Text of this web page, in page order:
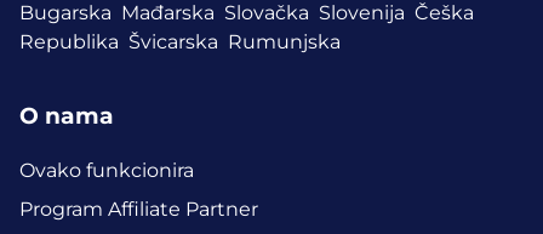
Bugarska Mađarska Slovačka Slovenija Češka
Republika Švicarska Rumunjska
O nama
Ovako funkcionira
Program Affiliate Partner